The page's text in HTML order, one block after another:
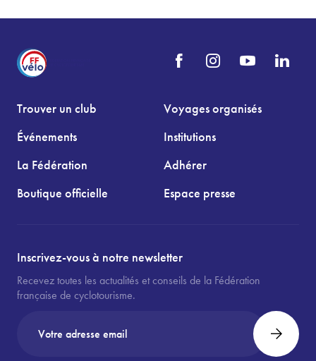
Trouver un club
Voyages organisés
Événements
Institutions
La Fédération
Adhérer
Boutique officielle
Espace presse
Inscrivez-vous à notre newsletter
Recevez toutes les actualités et conseils de la Fédération
française de cyclotourisme.